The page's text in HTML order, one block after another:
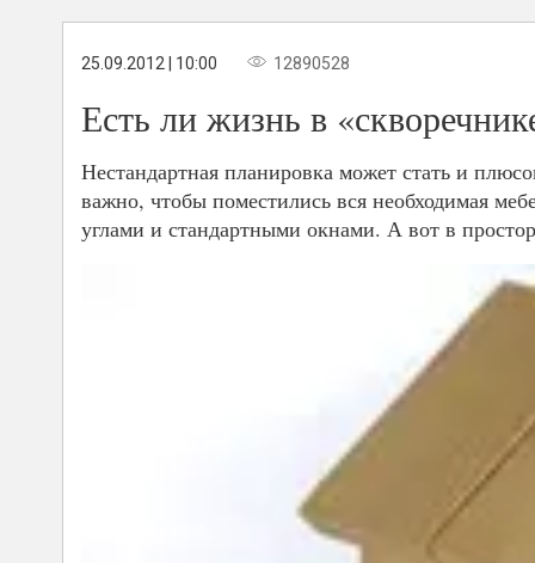
25.09.2012 | 10:00 12890528
Есть ли жизнь в
Нестандартная планировка может стать и
важно, чтобы поместились вся необходимая
углами и стандартными окнами. А вот в